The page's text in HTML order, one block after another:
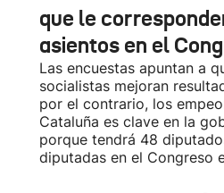
que le
asientos en el
Las encuestas apuntan a
socialistas mejoran
por el contrario, los
Cataluña es clave en la
porque tendrá 48
diputadas en el Congreso